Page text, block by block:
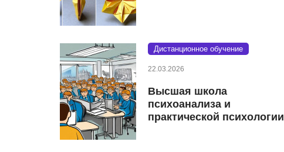
Дистанционное обучение
22.03.2026
Высшая школа
психоанализа и
практической психологии